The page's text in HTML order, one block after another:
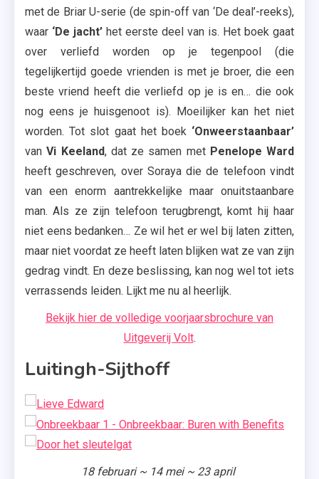
met de Briar U-serie (de spin-off van ‘De deal’-reeks),
waar ‘De jacht’ het eerste deel van is. Het boek gaat
over verliefd worden op je tegenpool (die
tegelijkertijd goede vrienden is met je broer, die een
beste vriend heeft die verliefd op je is en… die ook
nog eens je huisgenoot is). Moeilijker kan het niet
worden. Tot slot gaat het boek‘Onweerstaanbaar’
vanVi Keeland, dat ze samen met Penelope Ward
heeft geschreven, over Soraya die de telefoon vindt
van een enorm aantrekkelijke maar onuitstaanbare
man. Als ze zijn telefoon terugbrengt, komt hij haar
niet eens bedanken… Ze wil het er wel bij laten zitten,
maar niet voordat ze heeft laten blijken wat ze van zijn
gedrag vindt. En deze beslissing, kan nog wel tot iets
verrassends leiden. Lijkt me nu al heerlijk.
Bekijk hier de volledige voorjaarsbrochure van
Uitgeverij Volt.
Luitingh-Sijthoff
18 februari ~ 14 mei ~ 23 april